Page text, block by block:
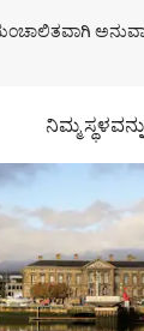
ನಿಮ್ಮ